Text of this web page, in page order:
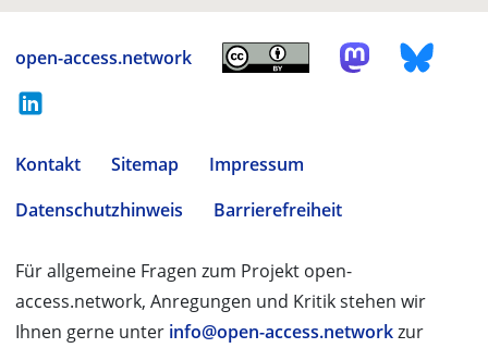
open-access.network
Kontakt Sitemap
Impressum
Datenschutzhinweis
Barrierefreiheit
Für allgemeine Fragen zum Projekt open-
access.network, Anregungen und Kritik stehen wir
Ihnen gerne unter info@open-access.networkzur